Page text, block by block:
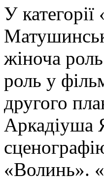
У
жіноча
роль у
другого
Аркадіуша
«Волинь».